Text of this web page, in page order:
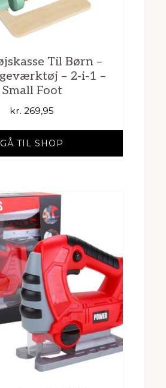
Til Børn –
– 2-i-1 –
Small Foot
kr. 269,95
GÅ TIL SHOP